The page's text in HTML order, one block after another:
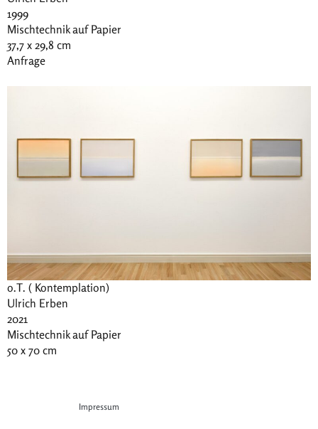
1999
Mischtechnik auf Papier
37,7 x 29,8 cm
Anfrage
o.T. ( Kontemplation)
Ulrich Erben
2021
Mischtechnik auf Papier
50 x 70 cm
Impressum